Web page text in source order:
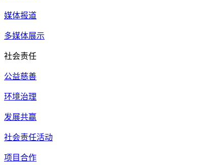
媒体报道
多媒体展示
社会责任
公益慈善
环境治理
发展共赢
社会责任活动
项目合作